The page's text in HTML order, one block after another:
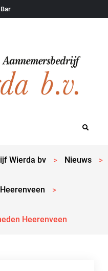
Wierda bv
werk, grondverzet,
en transport
Search
Wierda bv > Nieuws >
>
Heerenveen